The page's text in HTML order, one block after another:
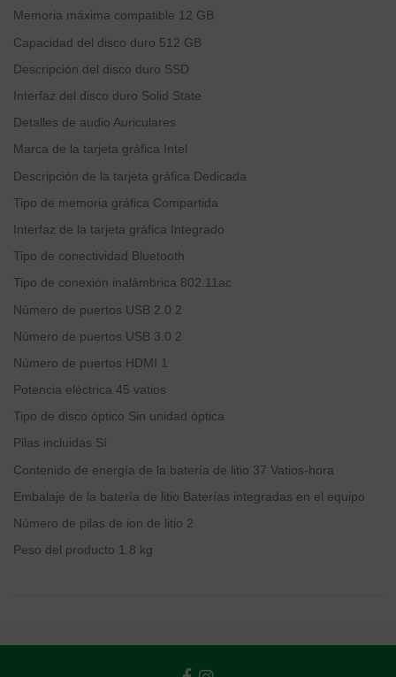
Memoria máxima compatible ‎12 GB
Capacidad del disco duro ‎512 GB
Descripción del disco duro ‎SSD
Interfaz del disco duro ‎Solid State
Detalles de audio ‎Auriculares
Marca de la tarjeta gráfica ‎Intel
Descripción de la tarjeta gráfica ‎Dedicada
Tipo de memoria gráfica ‎Compartida
Interfaz de la tarjeta gráfica ‎Integrado
Tipo de conectividad ‎Bluetooth
Tipo de conexión inalámbrica ‎802.11ac
Número de puertos USB 2.0 ‎2
Número de puertos USB 3.0 ‎2
Número de puertos HDMI ‎1
Potencia eléctrica ‎45 vatios
Tipo de disco óptico ‎Sin unidad óptica
Pilas incluidas ‎Sí
Contenido de energía de la batería de litio ‎37 Vatios-hora
Embalaje de la batería de litio ‎Baterías integradas en el equipo
Número de pilas de ion de litio ‎2
Peso del producto ‎1.8 kg